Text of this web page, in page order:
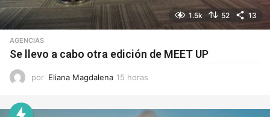
1.5k 52 13
AGENCIAS
Se llevo a cabo otra edición de MEET UP
por Eliana Magdalena 15 horas
o